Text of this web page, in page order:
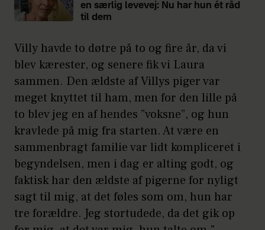
en særlig levevej: Nu har hun ét råd
til dem
Villy havde to døtre på to og fire år, da vi
blev kærester, og senere fik vi Laura
sammen. Den ældste af Villys piger var
meget knyttet til ham, men for den lille på
to blev jeg en af hendes ”voksne”, og hun
kravlede på mig fra starten. At være en
sammenbragt familie var lidt kompliceret i
begyndelsen, men i dag er alting godt, og
faktisk har den ældste af pigerne for nyligt
sagt til mig, at det føles som om, hun har
tre forældre. Jeg stortudede, da det gik op